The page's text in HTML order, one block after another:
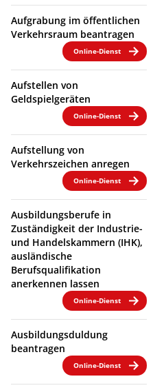
Aufgrabung im öffentlichen
Verkehrsraum beantragen
Online-Dienst
Aufstellen von
Geldspielgeräten
Online-Dienst
Aufstellung von
Verkehrszeichen anregen
Online-Dienst
Ausbildungsberufe in
Zuständigkeit der Industrie-
und Handelskammern (IHK),
ausländische
Berufsqualifikation
anerkennen lassen
Online-Dienst
Ausbildungsduldung
beantragen
Online-Dienst